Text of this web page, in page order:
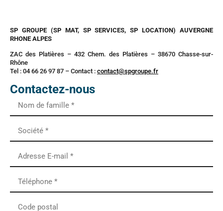
SP GROUPE (SP MAT, SP SERVICES, SP LOCATION) AUVERGNE
RHONE ALPES
ZAC des Platières – 432 Chem. des Platières – 38670 Chasse-sur-
Rhône
Tel : 04 66 26 97 87 – Contact : contact@spgroupe.fr
Contactez-nous